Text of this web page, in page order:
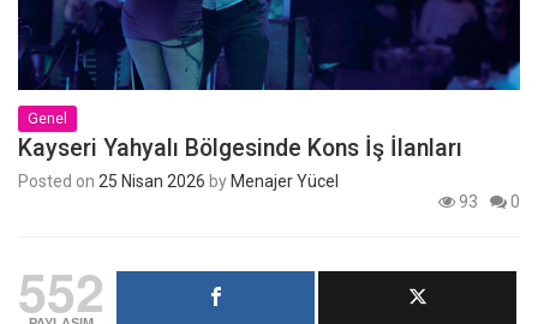
Genel
Kayseri Yahyalı Bölgesinde Kons İş İlanları
Posted on 25 Nisan 2026 by Menajer Yücel
93
0
552